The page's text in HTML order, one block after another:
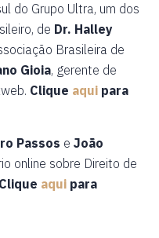
do Grupo Ultra, um dos
de Dr. Halley
Brasileira de
Gioia, gerente de
Clique aqui para
Passos e João
online sobre Direito de
Clique aqui para